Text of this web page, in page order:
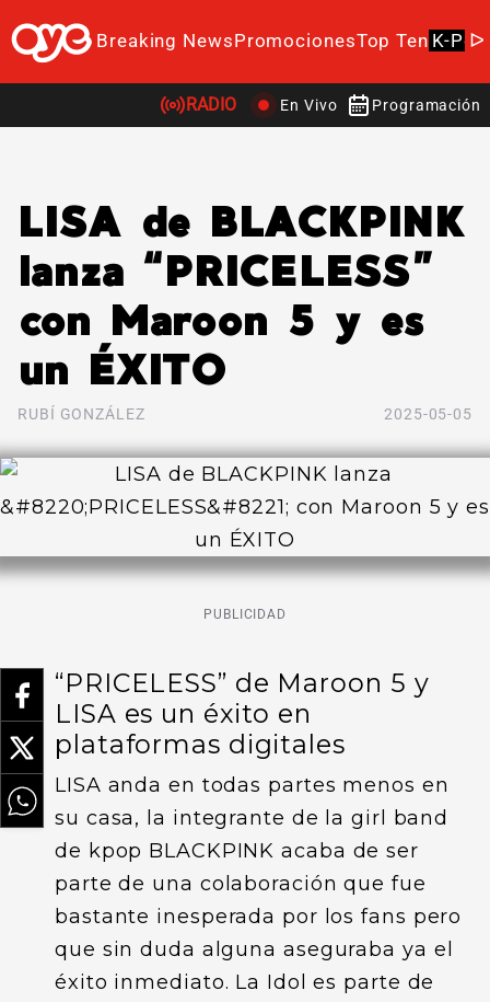
Breaking NewsPromocionesTop Ten K-Pop
RADIO En Vivo Programación
LISA de BLACKPINK
lanza “PRICELESS”
con Maroon 5 y es
un ÉXITO
RUBÍ GONZÁLEZ 2025-05-05
PUBLICIDAD
“PRICELESS” de Maroon 5 y
LISA es un éxito en
plataformas digitales
LISA anda en todas partes menos en
su casa, la integrante de la girl band
de kpop BLACKPINK acaba de ser
parte de una colaboración que fue
bastante inesperada por los fans pero
que sin duda alguna aseguraba ya el
éxito inmediato. La Idol es parte de